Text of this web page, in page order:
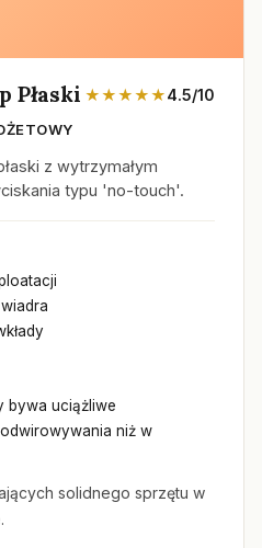
Płaski ★★★★★4.5/10
z wytrzymałym
typu 'no-touch'.
bywa uciążliwe
niż w
solidnego sprzętu w